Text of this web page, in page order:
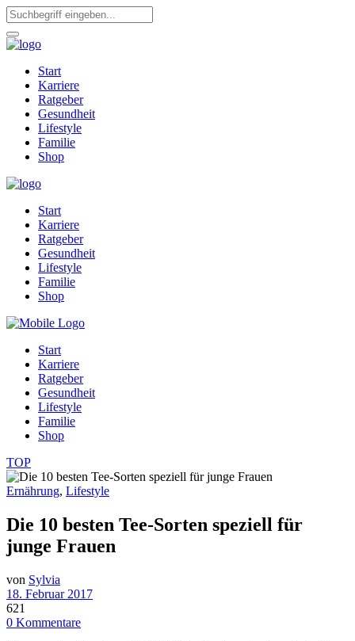
Start
Karriere
Ratgeber
Gesundheit
Lifestyle
Familie
Shop
Start
Karriere
Ratgeber
Gesundheit
Lifestyle
Familie
Shop
Start
Karriere
Ratgeber
Gesundheit
Lifestyle
Familie
Shop
TOP
Ernährung, Lifestyle
Die 10 besten Tee-Sorten speziell für
junge Frauen
von Sylvia
18. Februar 2017
621
0 Kommentare